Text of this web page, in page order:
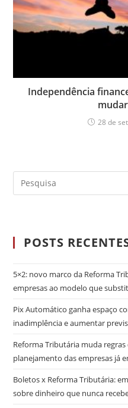
Independência
28 de
POSTS
5×2: novo marco da Reforma
empresas ao modelo que
Pix Automático ganha espaço
inadimplência e aumentar
Reforma Tributária muda
planejamento das empresas já
Boletos x Reforma Tributária:
sobre dinheiro que nunca